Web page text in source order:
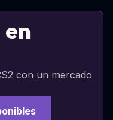
en
con un mercado